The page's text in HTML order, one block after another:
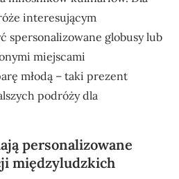
interesującym
spersonalizowane globusy lub
miejscami
młodą – taki prezent
podróży dla
personalizowane
międzyludzkich